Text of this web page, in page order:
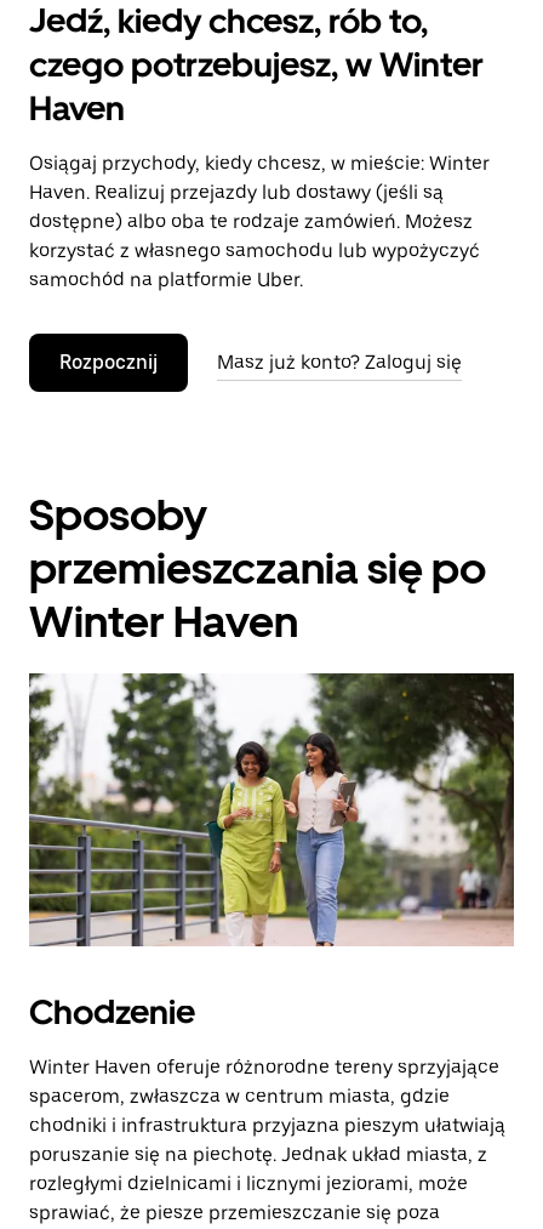
Jedź, kiedy chcesz, rób to,
czego potrzebujesz, w Winter
Haven
Osiągaj przychody, kiedy chcesz, w mieście: Winter
Haven. Realizuj przejazdy lub dostawy (jeśli są
dostępne) albo oba te rodzaje zamówień. Możesz
korzystać z własnego samochodu lub wypożyczyć
samochód na platformie Uber.
Rozpocznij Masz już konto? Zaloguj się
Sposoby
przemieszczania się po
Winter Haven
Chodzenie
Winter Haven oferuje różnorodne tereny sprzyjające
spacerom, zwłaszcza w centrum miasta, gdzie
chodniki i infrastruktura przyjazna pieszym ułatwiają
poruszanie się na piechotę. Jednak układ miasta, z
rozległymi dzielnicami i licznymi jeziorami, może
sprawiać, że piesze przemieszczanie się poza